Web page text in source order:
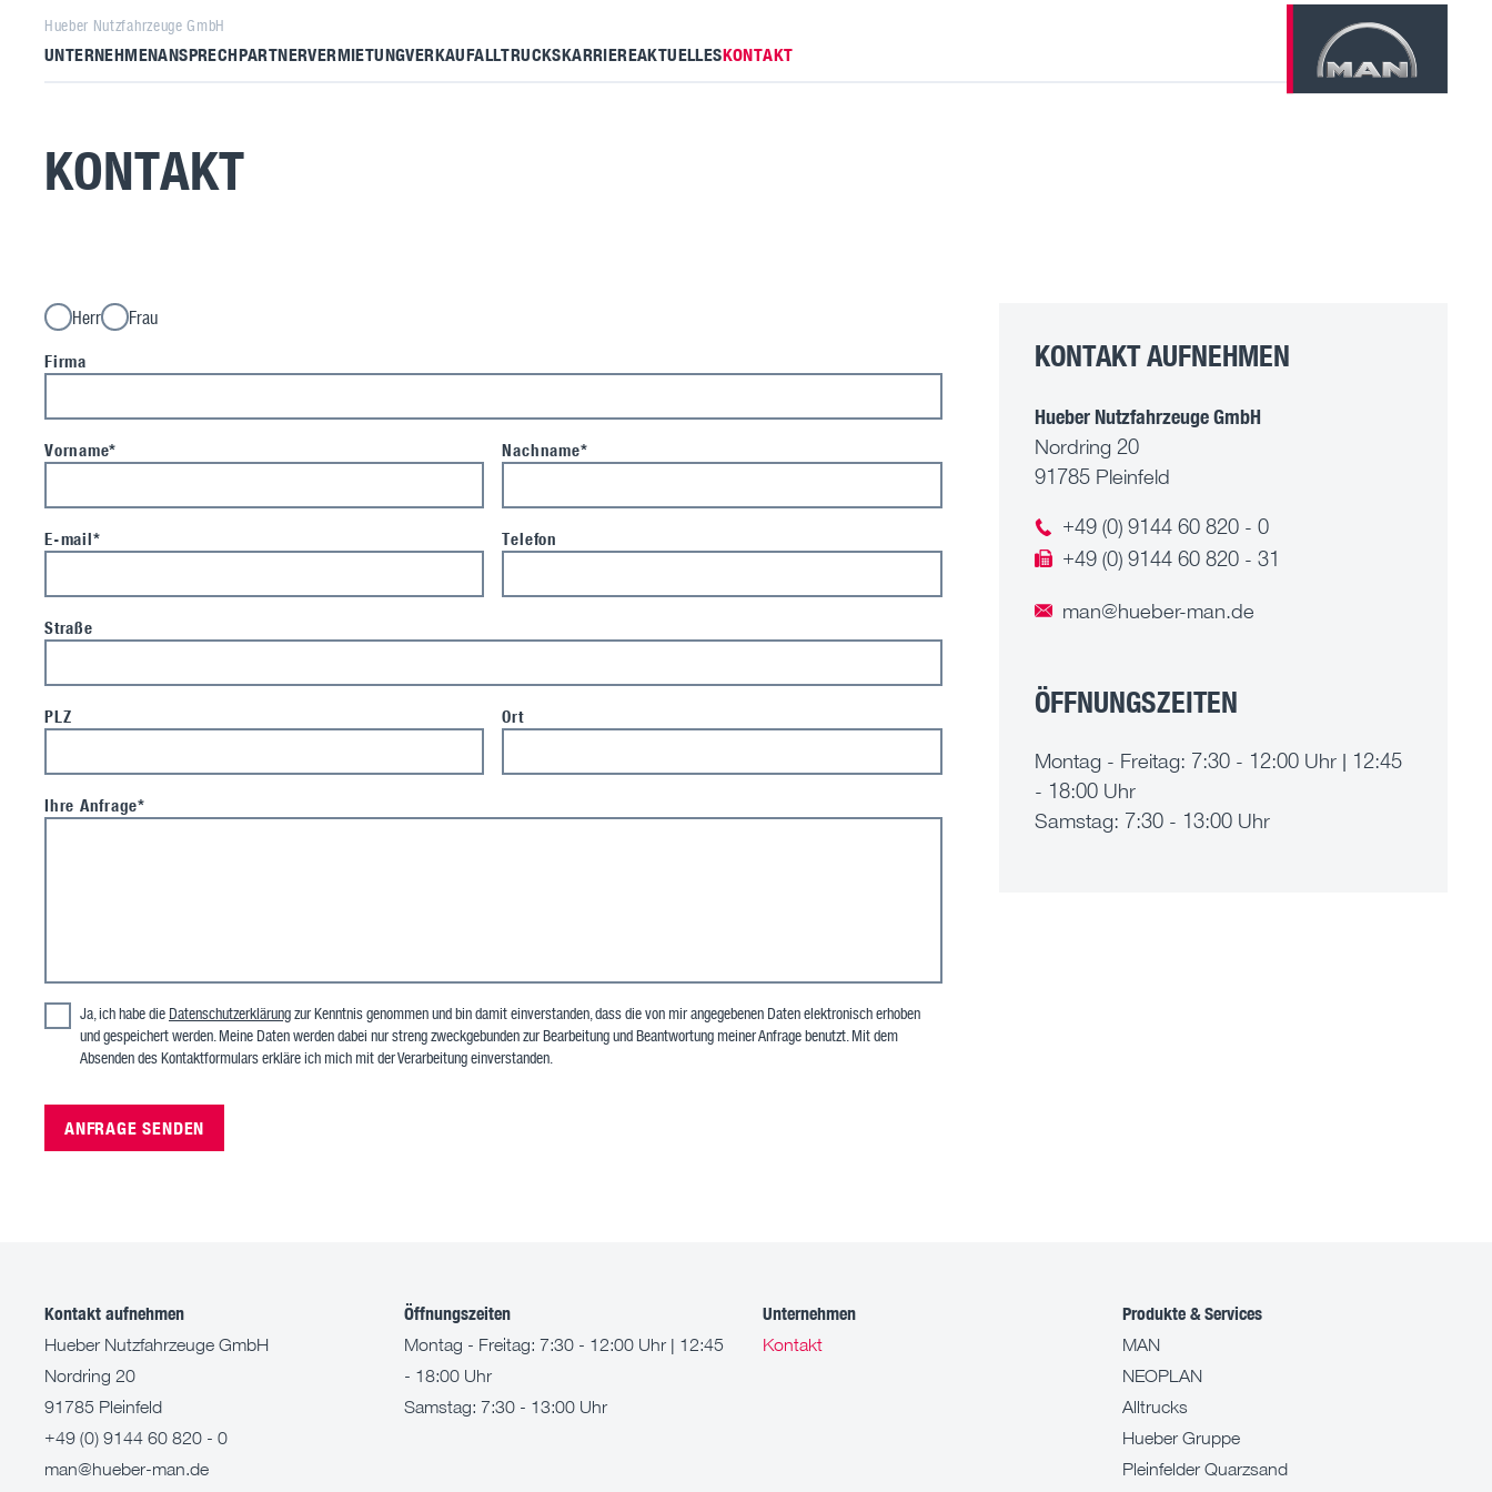
Hueber Nutzfahrzeuge GmbH
UNTERNEHMENANSPRECHPARTNERVERMIETUNGVERKAUFALLTRUCKSKARRIEREAKTUELLESKONTAKT
KONTAKT
Herr Frau
Firma
Vorname* Nachname*
E-mail* Telefon
Straße
PLZ Ort
Ihre Anfrage*
Ja, ich habe die Datenschutzerklärungzur Kenntnis genommen und bin damit einverstanden, dass die von mir angegebenen Daten elektronisch erhoben
und gespeichert werden. Meine Daten werden dabei nur streng zweckgebunden zur Bearbeitung und Beantwortung meiner Anfrage benutzt. Mit dem
Absenden des Kontaktformulars erkläre ich mich mit der Verarbeitung einverstanden.
ANFRAGE SENDEN
KONTAKT AUFNEHMEN
Hueber Nutzfahrzeuge GmbH
Nordring 20
91785 Pleinfeld
+49 (0) 9144 60 820 - 0
+49 (0) 9144 60 820 - 31
man@hueber-man.de
ÖFFNUNGSZEITEN
Montag - Freitag: 7:30 - 12:00 Uhr | 12:45
- 18:00 Uhr
Samstag: 7:30 - 13:00 Uhr
Kontakt aufnehmen
Hueber Nutzfahrzeuge GmbH
Nordring 20
91785 Pleinfeld
+49 (0) 9144 60 820 - 0
man@hueber-man.de
Öffnungszeiten
Montag - Freitag: 7:30 - 12:00 Uhr | 12:45
- 18:00 Uhr
Samstag: 7:30 - 13:00 Uhr
Unternehmen
Kontakt
Produkte & Services
MAN
NEOPLAN
Alltrucks
Hueber Gruppe
Pleinfelder Quarzsand